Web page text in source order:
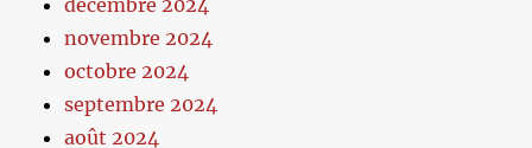
novembre 2024
octobre 2024
septembre 2024
août 2024